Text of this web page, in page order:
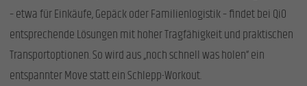
– etwa für Einkäufe, Gepäck oder Familienlogistik – findet bei QiO
entsprechende Lösungen mit hoher Tragfähigkeit und praktischen
Transportoptionen. So wird aus „noch schnell was holen“ ein
entspannter Move statt ein Schlepp-Workout.